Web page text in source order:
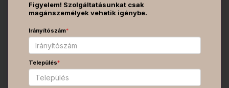
Figyelem! Szolgáltatásunkat csak
magánszemélyek vehetik igénybe.
Irányítószám*
Település*